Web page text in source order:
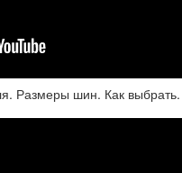
Размеры шин. Как выбрать.